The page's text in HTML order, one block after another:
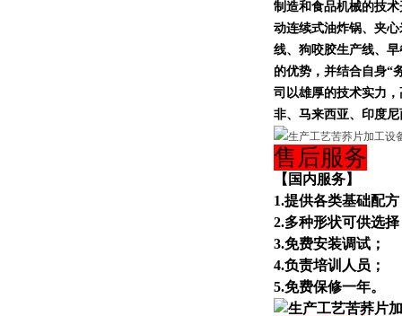
制造和食品机械的技
动连续式油炸锅、夹
线、狗咬胶生产线、
的优势，并结合自身“
司以雄厚的技术实力
非、马来西亚、印度
售后服务
【国内服务】
1.提供各类基础配
2.多种形状可供选择
3.免费安装调试；
4.负责培训人员；
5.免费保修一年。